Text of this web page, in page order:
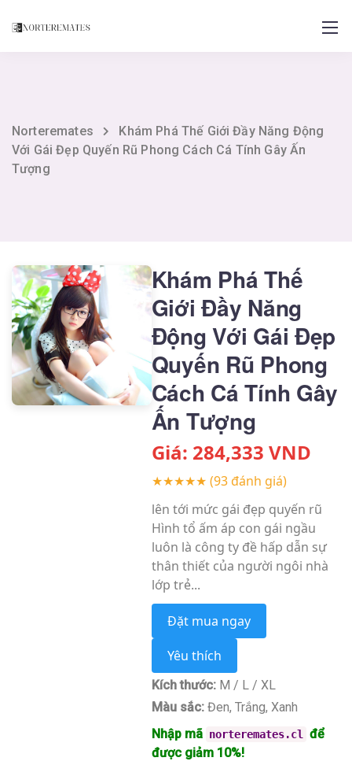
Norteremates
Khám Phá Thế Giới Đầy Năng Động
Với Gái Đẹp Quyến Rũ Phong Cách Cá Tính Gây Ấn
Tượng
Khám Phá Thế
Giới Đầy Năng
Động Với Gái Đẹp
Quyến Rũ Phong
Cách Cá Tính Gây
Ấn Tượng
Giá: 284,333 VND
★★★★★ (93 đánh giá)
lên tới mức gái đẹp quyến rũ
Hình tổ ấm áp con gái ngầu
luôn là công ty đề hấp dẫn sự
thân thiết của người ngôi nhà
lớp trẻ...
Đặt mua ngay
Yêu thích
Kích thước:M / L / XL
Màu sắc:Đen, Trắng, Xanh
Nhập mã norteremates.cl
để
được giảm 10%!